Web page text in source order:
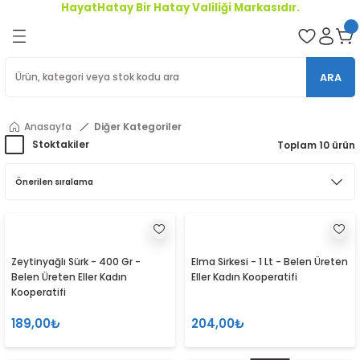
HayatHatay Bir Hatay Valiliği Markasıdır.
ARA
Anasayfa
Diğer Kategoriler
Stoktakiler
Toplam 10 ürün
Zeytinyağlı Sürk - 400 Gr -
Belen Üreten Eller Kadın
Kooperatifi
189,00₺
Elma Sirkesi - 1 Lt - Belen Üreten
Eller Kadın Kooperatifi
204,00₺